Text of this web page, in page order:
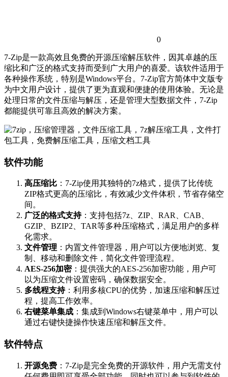
0
7-Zip是一款高效且免费的开源压缩解压软件，因其卓越的压
缩比和广泛的格式支持而受到广大用户的喜爱。该软件适用于
各种操作系统，特别是Windows平台。7-Zip官方简体中文版专
为中文用户设计，提供了更为直观和便捷的使用体验。无论是
处理日常的文件压缩与解压，还是管理大型数据文件，7-Zip
都能提供可靠且高效的解决方案。
软件功能
高压缩比 ：7-Zip使用其独特的7z格式，提供了比传统
ZIP格式更高的压缩比，有效减少文件体积，节省存储空
间。
广泛的格式支持：支持包括7z、ZIP、RAR、CAB、
GZIP、BZIP2、TAR等多种压缩格式，满足用户的多样
化需求。
文件管理 ：内置文件管理器，用户可以方便地浏览、复
制、移动和删除文件，简化文件管理流程。
AES-256加密：提供强大的AES-256加密功能，用户可
以为压缩文件设置密码，确保数据安全。
多线程支持：利用多核CPU的优势，加速压缩和解压过
程，提高工作效率。
右键菜单集成 ：集成到Windows右键菜单中，用户可以
通过右键快捷操作快速压缩和解压文件。
软件特点
开源免费 ：7-Zip是完全免费的开源软件，用户无需支付